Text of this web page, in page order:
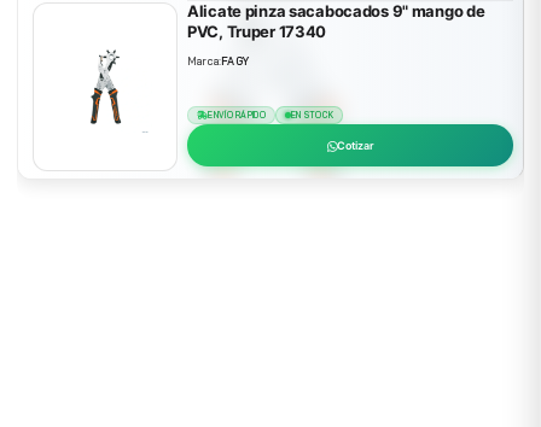
Alicate pinza sacabocados 9" mango de
PVC, Truper 17340
Marca:FAGY
ENVÍO RÁPIDO EN STOCK
Cotizar